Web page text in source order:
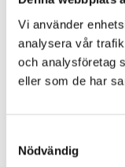
Vi använder
analysera vår
och analysföretag
eller som de har
Nödvändig